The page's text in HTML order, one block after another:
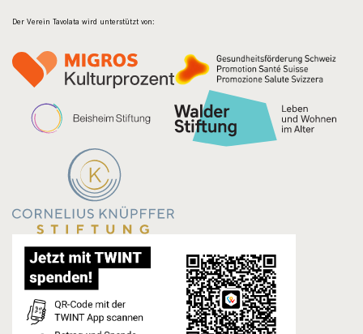
Der Verein Tavolata wird unterstützt von: